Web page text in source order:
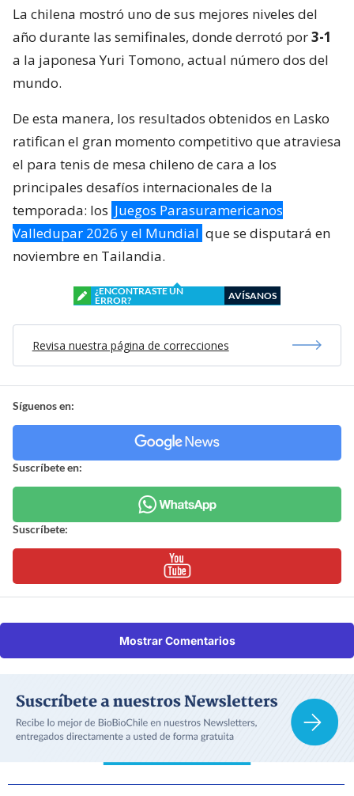
La chilena mostró uno de sus mejores niveles del
año durante las semifinales, donde derrotó por3-1
a la japonesa Yuri Tomono, actual número dos del
mundo.
De esta manera, los resultados obtenidos en Lasko
ratifican el gran momento competitivo que atraviesa
el para tenis de mesa chileno de cara a los
principales desafíos internacionales de la
temporada: los Juegos Parasuramericanos
Valledupar 2026 y el Mundial que se disputará en
noviembre en Tailandia.
¿ENCONTRASTE UN
ERROR?
AVÍSANOS
Revisa nuestra página de correcciones
Síguenos en:
Suscríbete en:
Suscríbete:
Mostrar Comentarios